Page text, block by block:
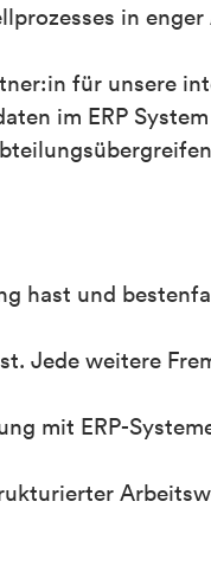
in
für unsere
im ERP System
hast und
Jede weitere
mit ERP-